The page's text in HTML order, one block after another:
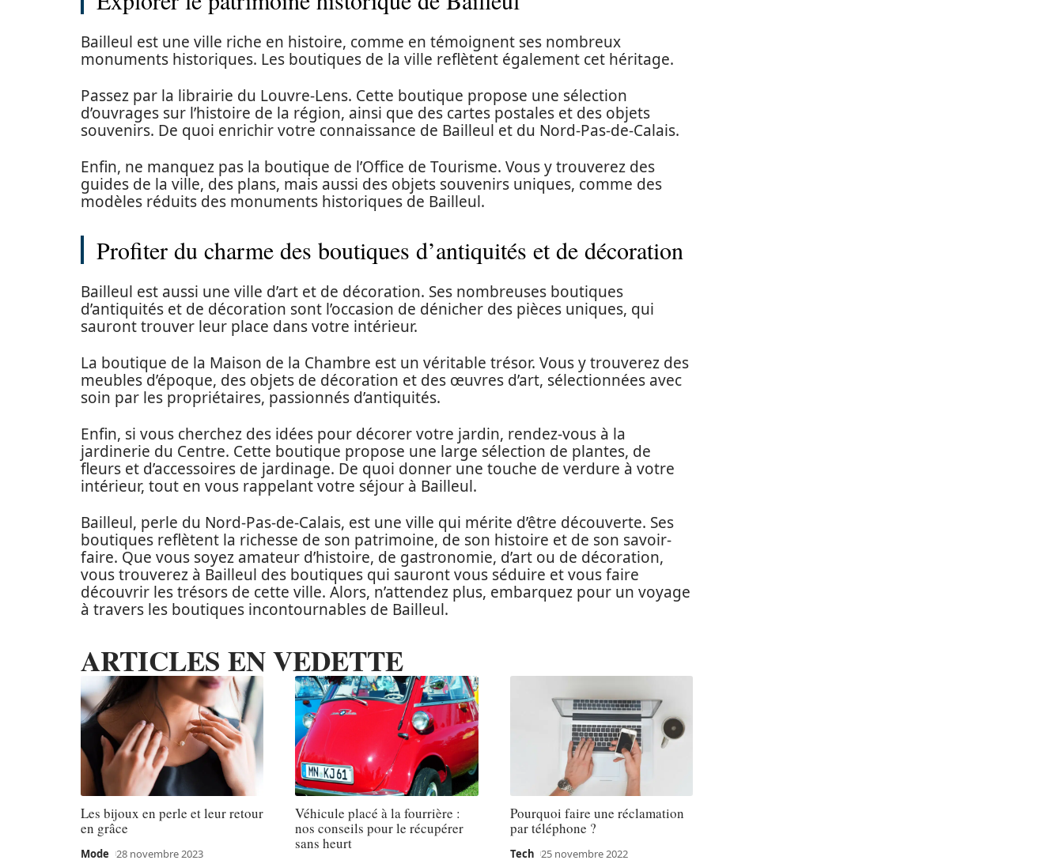
Bailleul est une ville riche en histoire, comme en témoignent ses nombreux
monuments historiques. Les boutiques de la ville reflètent également cet héritage.
Passez par la librairie du Louvre-Lens. Cette boutique propose une sélection
d’ouvrages sur l’histoire de la région, ainsi que des cartes postales et des objets
souvenirs. De quoi enrichir votre connaissance de Bailleul et du Nord-Pas-de-Calais.
Enfin, ne manquez pas la boutique de l’Office de Tourisme. Vous y trouverez des
guides de la ville, des plans, mais aussi des objets souvenirs uniques, comme des
modèles réduits des monuments historiques de Bailleul.
Profiter du charme des boutiques d’antiquités et de décoration
Bailleul est aussi une ville d’art et de décoration. Ses nombreuses boutiques
d’antiquités et de décoration sont l’occasion de dénicher des pièces uniques, qui
sauront trouver leur place dans votre intérieur.
La boutique de la Maison de la Chambre est un véritable trésor. Vous y trouverez des
meubles d’époque, des objets de décoration et des œuvres d’art, sélectionnées avec
soin par les propriétaires, passionnés d’antiquités.
Enfin, si vous cherchez des idées pour décorer votre jardin, rendez-vous à la
jardinerie du Centre. Cette boutique propose une large sélection de plantes, de
fleurs et d’accessoires de jardinage. De quoi donner une touche de verdure à votre
intérieur, tout en vous rappelant votre séjour à Bailleul.
Bailleul, perle du Nord-Pas-de-Calais, est une ville qui mérite d’être découverte. Ses
boutiques reflètent la richesse de son patrimoine, de son histoire et de son savoir-
faire. Que vous soyez amateur d’histoire, de gastronomie, d’art ou de décoration,
vous trouverez à Bailleul des boutiques qui sauront vous séduire et vous faire
découvrir les trésors de cette ville. Alors, n’attendez plus, embarquez pour un voyage
à travers les boutiques incontournables de Bailleul.
ARTICLES EN VEDETTE
Les bijoux en perle et leur retour
en grâce
Mode 28 novembre 2023
Véhicule placé à la fourrière :
nos conseils pour le récupérer
sans heurt
Pourquoi faire une réclamation
par téléphone ?
Tech 25 novembre 2022